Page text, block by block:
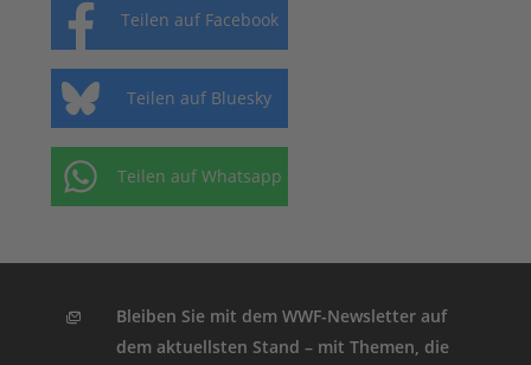
Teilen auf Facebook
Teilen auf Bluesky
Teilen auf Whatsapp
Bleiben Sie mit dem WWF-Newsletter auf
dem aktuellsten Stand – mit Themen, die